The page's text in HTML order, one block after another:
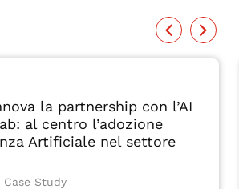
la partnership con l’AI
al centro l’adozione
Artificiale nel settore